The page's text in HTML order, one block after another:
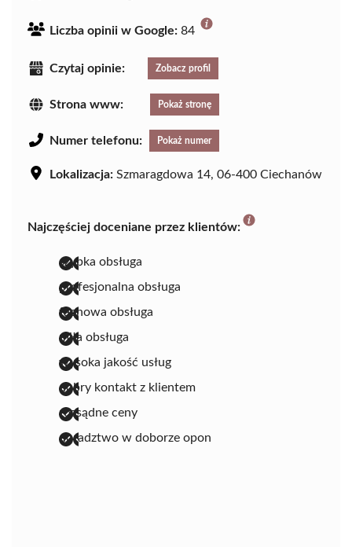
Liczba opinii w Google: 84
Czytaj opinie: Zobacz profil
Strona www: Pokaż stronę
Numer telefonu: Pokaż numer
Lokalizacja: Szmaragdowa 14, 06-400 Ciechanów
Najczęściej doceniane przez klientów:
szybka obsługa
profesjonalna obsługa
fachowa obsługa
miła obsługa
wysoka jakość usług
dobry kontakt z klientem
rozsądne ceny
doradztwo w doborze opon